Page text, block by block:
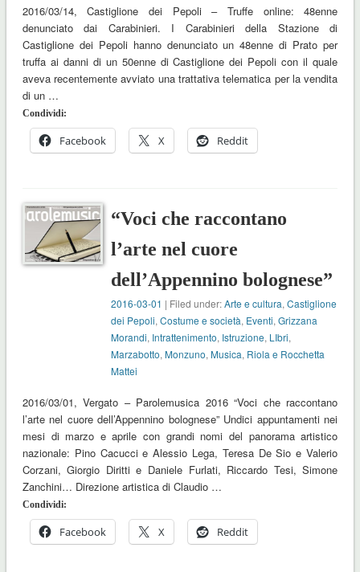
2016/03/14, Castiglione dei Pepoli – Truffe online: 48enne
denunciato dai Carabinieri. I Carabinieri della Stazione di
Castiglione dei Pepoli hanno denunciato un 48enne di Prato per
truffa ai danni di un 50enne di Castiglione dei Pepoli con il quale
aveva recentemente avviato una trattativa telematica per la vendita
di un …
Condividi:
Facebook X Reddit
“Voci che raccontano
l’arte nel cuore
dell’Appennino bolognese”
2016-03-01 | Filed under:Arte e cultura,Castiglione
dei Pepoli,Costume e società, Eventi,Grizzana
Morandi, Intrattenimento, Istruzione, LIbri,
Marzabotto,Monzuno,Musica, Riola e Rocchetta
Mattei
2016/03/01, Vergato – Parolemusica 2016 “Voci che raccontano
l’arte nel cuore dell’Appennino bolognese” Undici appuntamenti nei
mesi di marzo e aprile con grandi nomi del panorama artistico
nazionale: Pino Cacucci e Alessio Lega, Teresa De Sio e Valerio
Corzani, Giorgio Diritti e Daniele Furlati, Riccardo Tesi, Simone
Zanchini… Direzione artistica di Claudio …
Condividi:
Facebook X Reddit